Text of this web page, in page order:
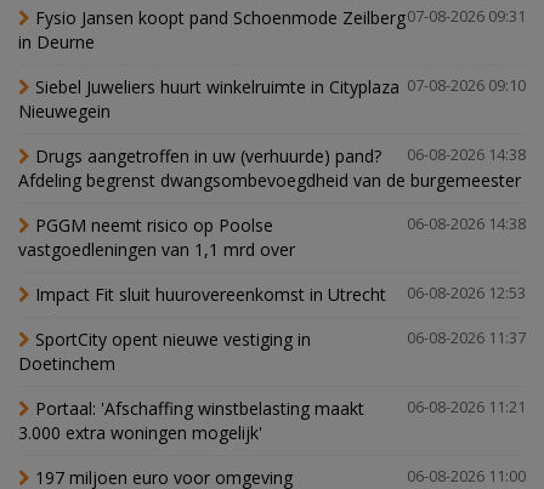
07-08-2026 09:31
Fysio Jansen koopt pand Schoenmode Zeilberg
in Deurne
07-08-2026 09:10
Siebel Juweliers huurt winkelruimte in Cityplaza
Nieuwegein
06-08-2026 14:38
Drugs aangetroffen in uw (verhuurde) pand?
Afdeling begrenst dwangsombevoegdheid van de burgemeester
06-08-2026 14:38
PGGM neemt risico op Poolse
vastgoedleningen van 1,1 mrd over
06-08-2026 12:53
Impact Fit sluit huurovereenkomst in Utrecht
06-08-2026 11:37
SportCity opent nieuwe vestiging in
Doetinchem
06-08-2026 11:21
Portaal: 'Afschaffing winstbelasting maakt
3.000 extra woningen mogelijk'
06-08-2026 11:00
197 miljoen euro voor omgeving